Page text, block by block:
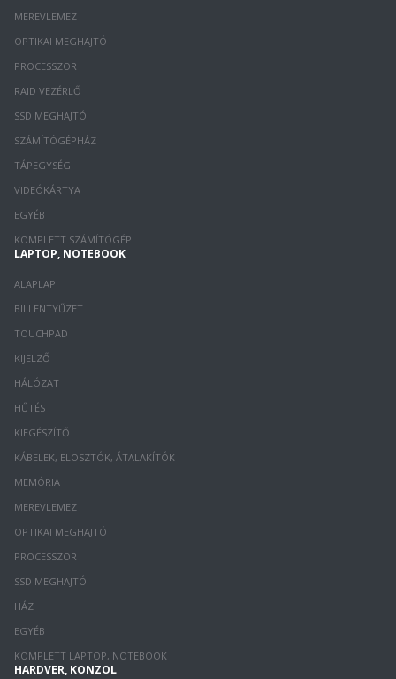
MEREVLEMEZ
OPTIKAI MEGHAJTÓ
PROCESSZOR
RAID VEZÉRLŐ
SSD MEGHAJTÓ
SZÁMÍTÓGÉPHÁZ
TÁPEGYSÉG
VIDEÓKÁRTYA
EGYÉB
KOMPLETT SZÁMÍTÓGÉP
LAPTOP, NOTEBOOK
ALAPLAP
BILLENTYŰZET
TOUCHPAD
KIJELZŐ
HÁLÓZAT
HŰTÉS
KIEGÉSZÍTŐ
KÁBELEK, ELOSZTÓK, ÁTALAKÍTÓK
MEMÓRIA
MEREVLEMEZ
OPTIKAI MEGHAJTÓ
PROCESSZOR
SSD MEGHAJTÓ
HÁZ
EGYÉB
KOMPLETT LAPTOP, NOTEBOOK
HARDVER, KONZOL